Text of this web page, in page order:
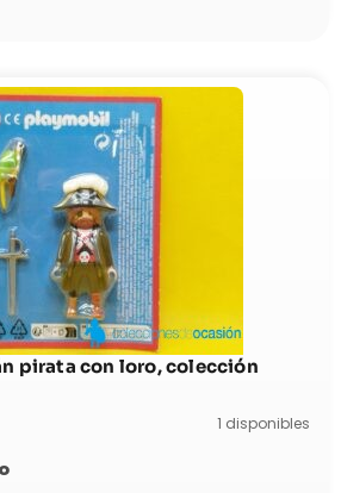
pirata con loro, colección
1 disponibles